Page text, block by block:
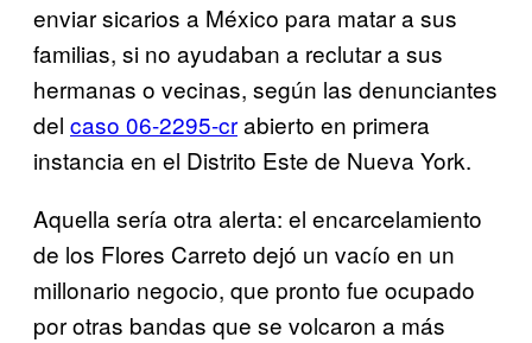
enviar sicarios a México para matar a sus
familias, si no ayudaban a reclutar a sus
hermanas o vecinas, según las denunciantes
del caso 06-2295-crabierto en primera
instancia en el Distrito Este de Nueva York.
Aquella sería otra alerta: el encarcelamiento
de los Flores Carreto dejó un vacío en un
millonario negocio, que pronto fue ocupado
por otras bandas que se volcaron a más